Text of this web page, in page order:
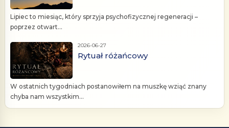
Lipiec to miesiąc, który sprzyja psychofizycznej regeneracji –
poprzez otwart...
2026-06-27
Rytuał różańcowy
W ostatnich tygodniach postanowiłem na muszkę wziąć znany
chyba nam wszystkim...